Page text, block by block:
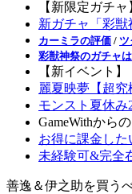
【新限定ガチャ
新ガチャ「彩獣
カーミラの評価 /
彩獣神祭のガチャ
【新イベント】
麗夏映夢【超
モンスト夏休み
GameWithから
お得に課金した
未経験可&完全
善逸＆伊之助を買う